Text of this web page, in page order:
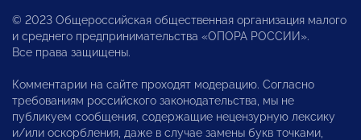
© 2023 Общероссийская общественная организация малого
и среднего предпринимательства «ОПОРА РОССИИ».
Все права защищены.
Комментарии на сайте проходят модерацию. Согласно
требованиям российского законодательства, мы не
публикуем сообщения, содержащие нецензурную лексику
и/или оскорбления, даже в случае замены букв точками,